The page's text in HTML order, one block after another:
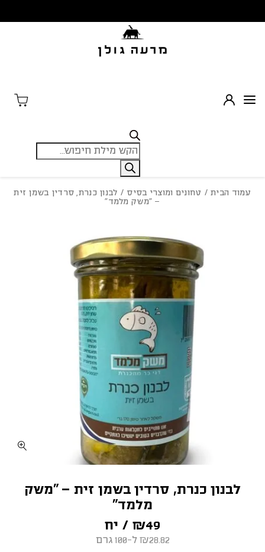
Products
search
עמוד הבית/ טחונים ומוצרי בסיס / לבנון כנרת, סרדין בשמן זית
– “משק מלמד”
לבנון כנרת, סרדין בשמן זית – “משק
מלמד”
₪49 / יח
₪28.82 ל-100 גרם